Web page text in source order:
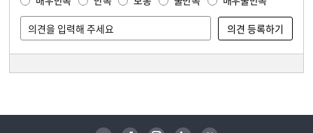
유튜브 페이스북 인스타그램 블로그 트위터